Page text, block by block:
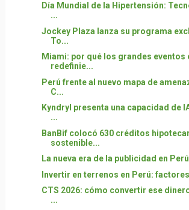
Día Mundial de la Hipertensión:
...
Jockey Plaza lanza su programa
To...
Miami: por qué los grandes eventos
redefinie...
Perú frente al nuevo mapa de
C...
Kyndryl presenta una capacidad de
...
BanBif colocó 630 créditos
sostenible...
La nueva era de la publicidad en
Invertir en terrenos en Perú:
CTS 2026: cómo convertir ese
...